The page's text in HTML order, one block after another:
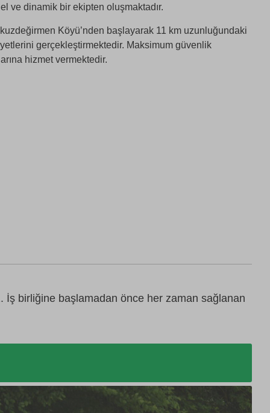
ve dinamik bir ekipten oluşmaktadır.
Köyü’nden başlayarak 11 km uzunluğundaki
gerçekleştirmektedir. Maksimum güvenlik
hizmet vermektedir.
İş birliğine başlamadan önce her zaman sağlanan